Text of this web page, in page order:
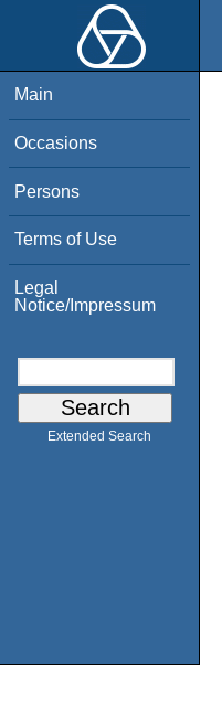
Main
Occasions
Persons
Terms of Use
Legal
Notice/Impressum
Extended Search